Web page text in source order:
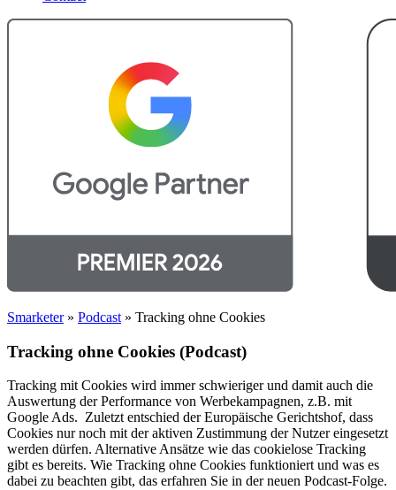
Smarketer» Podcast » Tracking ohne Cookies
Tracking ohne Cookies (Podcast)
Tracking mit Cookies wird immer schwieriger und damit auch die
Auswertung der Performance von Werbekampagnen, z.B. mit
Google Ads. Zuletzt entschied der Europäische Gerichtshof, dass
Cookies nur noch mit der aktiven Zustimmung der Nutzer eingesetzt
werden dürfen. Alternative Ansätze wie das cookielose Tracking
gibt es bereits. Wie Tracking ohne Cookies funktioniert und was es
dabei zu beachten gibt, das erfahren Sie in der neuen Podcast-Folge.